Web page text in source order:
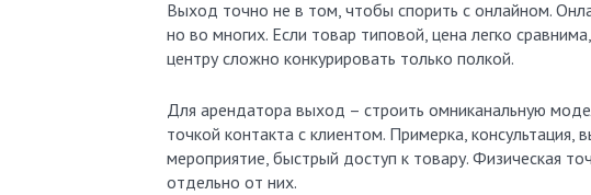
Выход точно не в том, чтобы спорить с онлайном.
но во многих. Если товар типовой, цена легко
центру сложно конкурировать только полкой.
Для арендатора выход – строить омниканальную
точкой контакта с клиентом. Примерка, консультация,
мероприятие, быстрый доступ к товару. Физическая
отдельно от них.